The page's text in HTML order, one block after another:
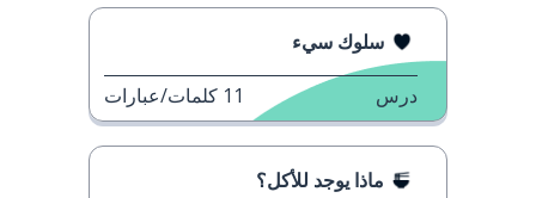
سلوك سيء
درس 11 كلمات/عبارات
ماذا يوجد للأكل؟